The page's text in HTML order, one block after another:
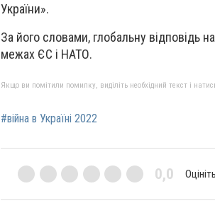
України».
За його словами, глобальну відповідь
межах ЄС і НАТО.
Якщо ви помітили помилку, виділіть необхідний текст і
#війна в Україні 2022
0,0